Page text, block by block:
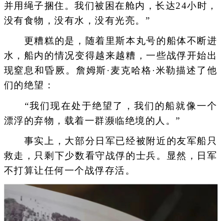
并用绳子捆住。我们被困在舱内，长达24小时，
没有食物，没有水，没有光亮。”
更糟糕的是，随着里斯本丸号的船体不断进
水，船内的情况变得越来越糟，一些战俘开始出
现窒息和昏厥。詹姆斯·麦克哈格·米勒描述了他
们的绝望：
“我们现在处于绝望了，我们的船就像一个
漂浮的弃物，载着一群濒临绝境的人。”
事实上，大部分日军已经被附近的友军船只
救走，只剩下少数看守战俘的士兵。显然，日军
不打算让任何一个战俘存活。